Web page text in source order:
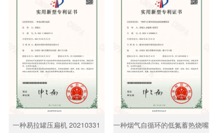
一种易拉罐压扁机 20210331 一种烟气自循环的低氮蓄热烧嘴